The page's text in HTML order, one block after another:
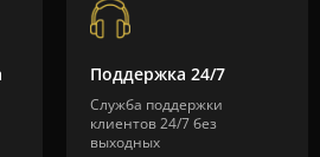
Поддержка 24/7
Служба поддержки
клиентов 24/7 без
выходных